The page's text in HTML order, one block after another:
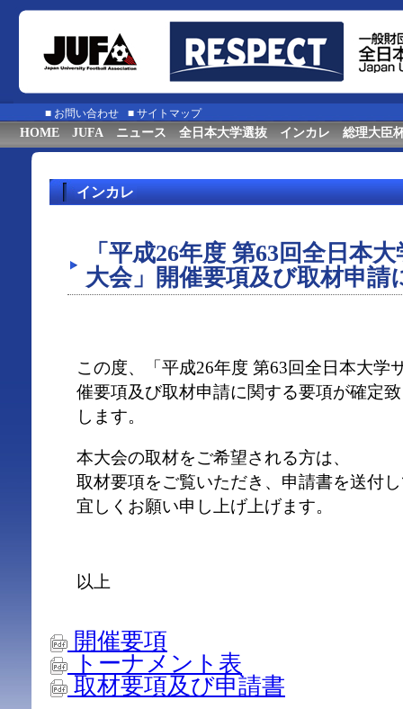
■ お問い合わせ ■ サイトマップ
HOME JUFA ニュース 全日本大学選抜 インカレ 総理大臣
インカレ
「平成26年度 第63回全日本
大会」開催要項及び取材申請
この度、「平成26年度 第63回全日本大学
催要項及び取材申請に関する要項が確定
します。
本大会の取材をご希望される方は、
取材要項をご覧いただき、申請書を送付
宜しくお願い申し上げ上げます。
以上
開催要項
トーナメント表
取材要項及び申請書